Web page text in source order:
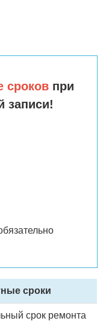
сроковпри
записи!
сроки
срок ремонта